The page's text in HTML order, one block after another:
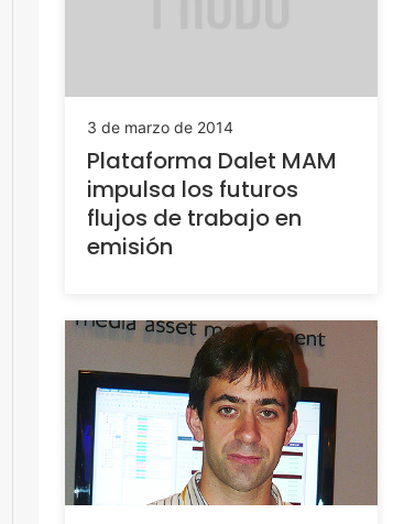
3 de marzo de 2014
Plataforma Dalet MAM
impulsa los futuros
flujos de trabajo en
emisión